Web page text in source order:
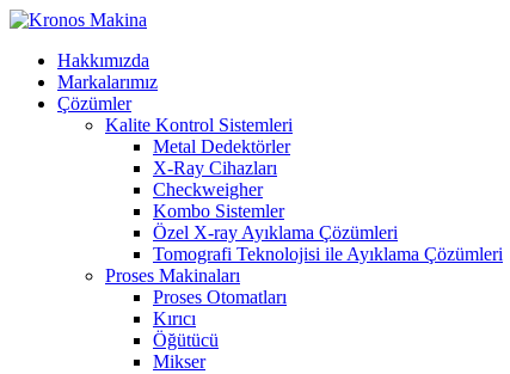
Hakkımızda
Markalarımız
Çözümler
Kalite Kontrol Sistemleri
Metal Dedektörler
X-Ray Cihazları
Checkweigher
Kombo Sistemler
Özel X-ray Ayıklama Çözümleri
Tomografi Teknolojisi ile Ayıklama Çözümleri
Proses Makinaları
Proses Otomatları
Kırıcı
Öğütücü
Mikser